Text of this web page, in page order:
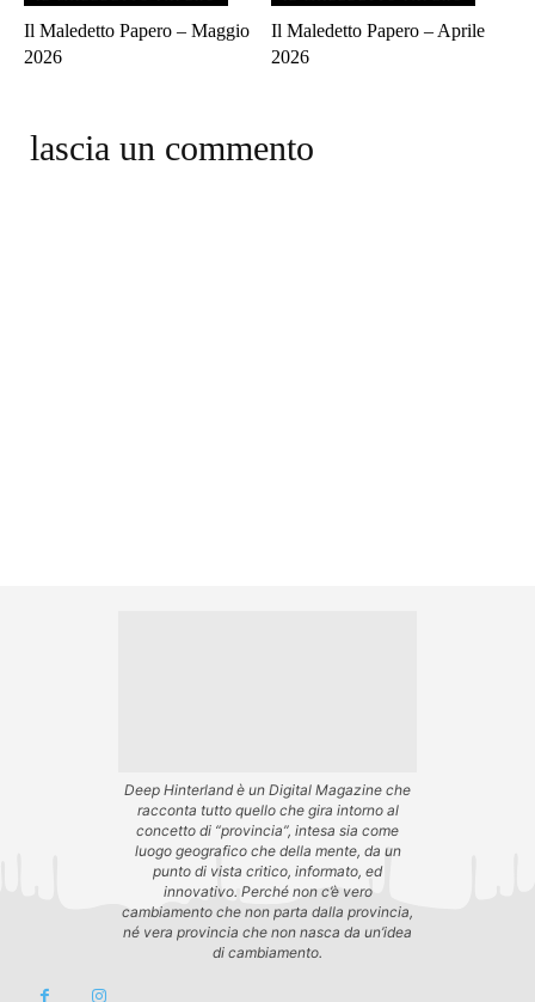
Il Maledetto Papero – Maggio
2026
Il Maledetto Papero – Aprile
2026
lascia un commento
Deep Hinterland è un Digital Magazine che
racconta tutto quello che gira intorno al
concetto di “provincia”, intesa sia come
luogo geografico che della mente, da un
punto di vista critico, informato, ed
innovativo. Perché non c’è vero
cambiamento che non parta dalla provincia,
né vera provincia che non nasca da un’idea
di cambiamento.